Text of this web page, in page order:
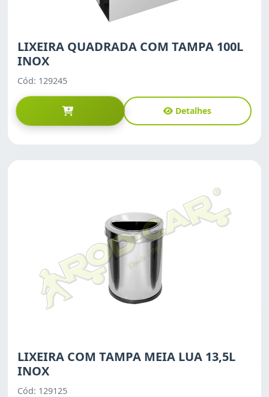
LIXEIRA QUADRADA COM TAMPA 100L
INOX
Cód: 129245
Detalhes
LIXEIRA COM TAMPA MEIA LUA 13,5L
INOX
Cód: 129125